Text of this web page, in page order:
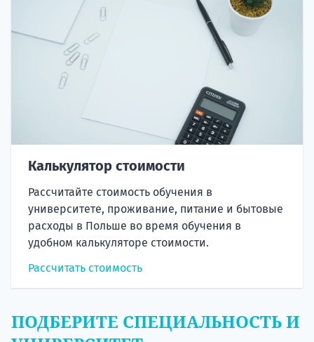
Калькулятор стоимости
Рассчитайте стоимость обучения в
университете, проживание, питание и бытовые
расходы в Польше во время обучения в
удобном калькуляторе стоимости.
Рассчитать стоимость
ПОДБЕРИТЕ СПЕЦИАЛЬНОСТЬ И